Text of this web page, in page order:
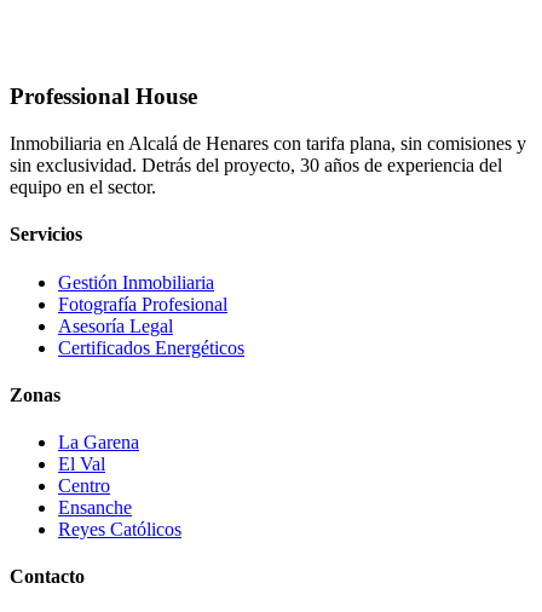
Professional House
Inmobiliaria en Alcalá de Henares con tarifa plana, sin comisiones y
sin exclusividad. Detrás del proyecto, 30 años de experiencia del
equipo en el sector.
Servicios
Gestión Inmobiliaria
Fotografía Profesional
Asesoría Legal
Certificados Energéticos
Zonas
La Garena
El Val
Centro
Ensanche
Reyes Católicos
Contacto